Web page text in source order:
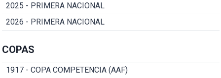
2025 - PRIMERA NACIONAL
2026 - PRIMERA NACIONAL
COPAS
1917 - COPA COMPETENCIA (AAF)